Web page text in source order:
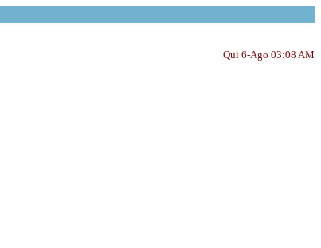
Qui 6-Ago 03:08 AM